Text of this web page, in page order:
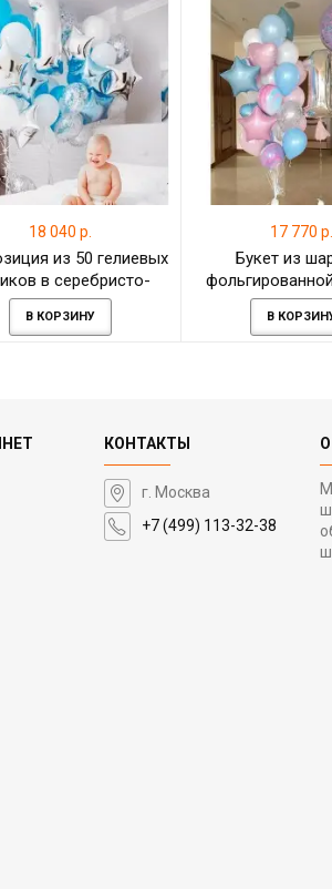
18 040 р.
из 50 гелиевых
в серебристо-
голубом цвете
В КОРЗИНУ
17 770 р.
Букет из
В
КОНТАКТЫ
г. Москва
+7 (499) 113-32-38